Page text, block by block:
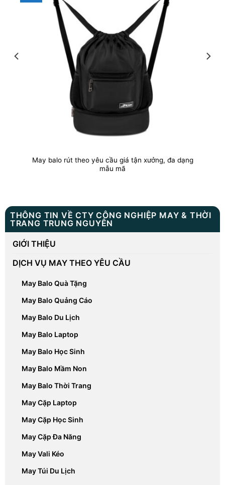
THÔNG TIN VỀ CTY CÔNG NGHIỆP MAY & THỜI
TRANG TRUNG NGUYÊN
GIỚI THIỆU
DỊCH VỤ MAY THEO YÊU CẦU
May Balo Quà Tặng
May Balo Quảng Cáo
May Balo Du Lịch
May Balo Laptop
May Balo Học Sinh
May Balo Mầm Non
May Balo Thời Trang
May Cặp Laptop
May Cặp Học Sinh
May Cặp Đa Năng
May Vali Kéo
May Túi Du Lịch
May balo rút theo yêu cầu giá tận xưởng, đa dạng
mẫu mã